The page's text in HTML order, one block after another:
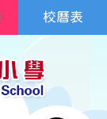
校曆表